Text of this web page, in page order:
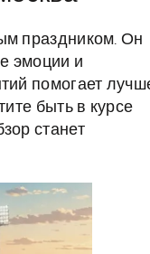
праздником. Он
эмоции и
помогает
быть в курсе
станет